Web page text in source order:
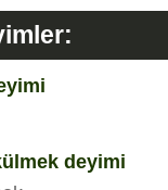
deyimi